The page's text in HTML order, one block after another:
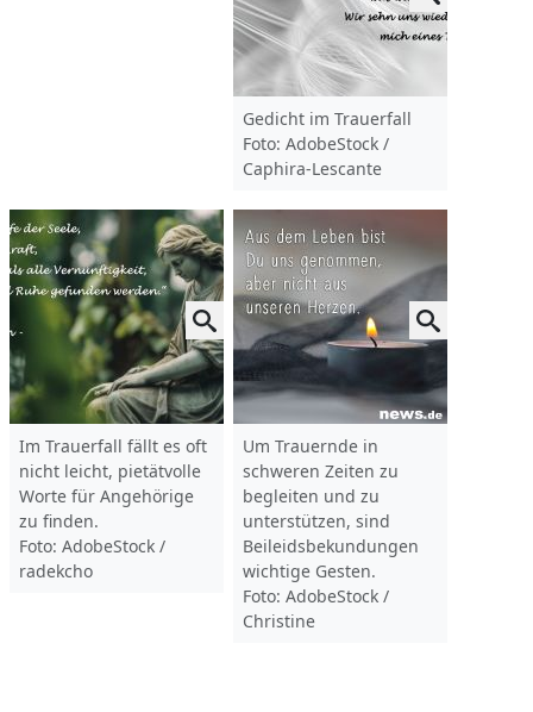
Gedicht im Trauerfall
Foto: AdobeStock /
Caphira-Lescante
Im Trauerfall fällt es oft
nicht leicht, pietätvolle
Worte für Angehörige
zu finden.
Foto: AdobeStock /
radekcho
Um Trauernde in
schweren Zeiten zu
begleiten und zu
unterstützen, sind
Beileidsbekundungen
wichtige Gesten.
Foto: AdobeStock /
Christine